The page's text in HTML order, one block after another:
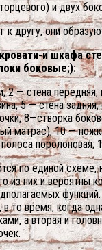
и двух
к другу, они
и шкафа
боковые;):
2 — стена передняя,
5 — стена
8—створка
матрас); 10 —
поролоновая;
по единой схеме,
из них и вероятны
то время, когда
а вторая и